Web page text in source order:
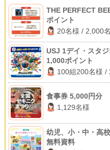
THE PERFECT
ポイント
20名様 / 2,000
USJ 1デイ・スタ
1,000ポイント
100組200名様 /
食事券 5,000円分
1,129名様
幼児、小・中・高
無料資料